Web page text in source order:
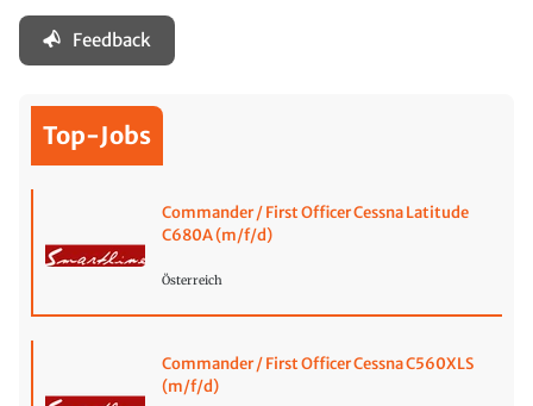
Feedback
Top-Jobs
Commander / First Officer Cessna Latitude
C680A (m/f/d)
Österreich
Commander / First Officer Cessna C560XLS
(m/f/d)